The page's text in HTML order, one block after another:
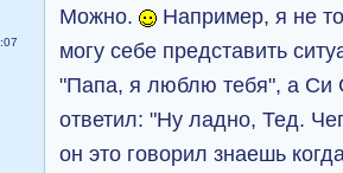
Можно.
Например, я не
могу себе представить
"Папа, я люблю тебя", а Си
ответил: "Ну ладно, Тед.
он это говорил знаешь